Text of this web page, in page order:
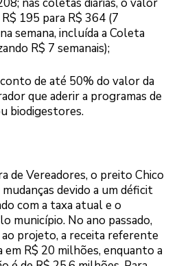
nas coletas diárias, o valor
195 para R$ 364 (7
semana, incluída a Coleta
R$ 7 semanais);
de até 50% do valor da
que aderir a programas de
biodigestores.
de Vereadores, o preito Chico
devido a um déficit
com a taxa atual e o
município. No ano passado,
projeto, a receita referente
em R$ 20 milhões, enquanto a